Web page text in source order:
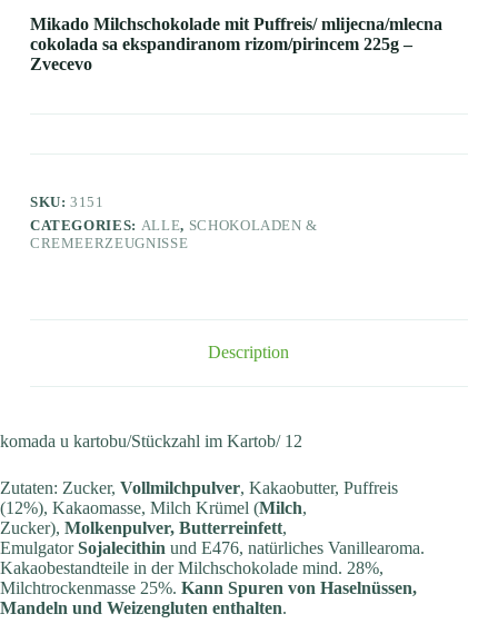
Mikado Milchschokolade mit Puffreis/ mlijecna/mlecna
cokolada sa ekspandiranom rizom/pirincem 225g –
Zvecevo
SKU:3151
CATEGORIES: ALLE, SCHOKOLADEN &
CREMEERZEUGNISSE
Description
komada u kartobu/Stückzahl im Kartob/ 12
Zutaten: Zucker, Vollmilchpulver, Kakaobutter, Puffreis
(12%), Kakaomasse, Milch Krümel (Milch,
Zucker), Molkenpulver, Butterreinfett,
EmulgatorSojalecithin und E476, natürliches Vanillearoma.
Kakaobestandteile in der Milchschokolade mind. 28%,
Milchtrockenmasse 25%. Kann Spuren von Haselnüssen,
Mandeln und Weizengluten enthalten.